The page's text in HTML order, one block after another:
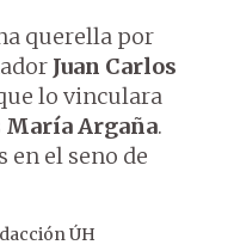
querella por
Juan Carlos
lo vinculara
María Argaña.
en el seno de
ÚH